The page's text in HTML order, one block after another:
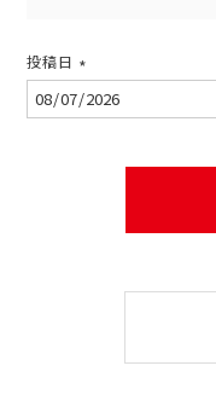
投稿日
(必
須)